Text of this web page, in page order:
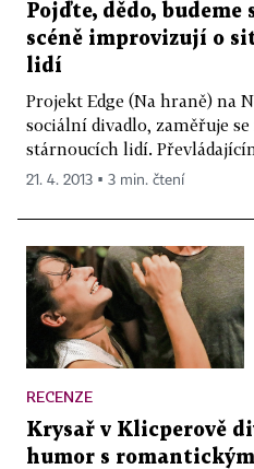
Pojďte, dědo, budeme
scéně improvizují o
lidí
Projekt Edge (Na hraně) na
sociální divadlo, zaměřuje
stárnoucích lidí.
21. 4. 2013 ▪ 3 min. čtení
RECENZE
Krysař v Klicperově
humor s